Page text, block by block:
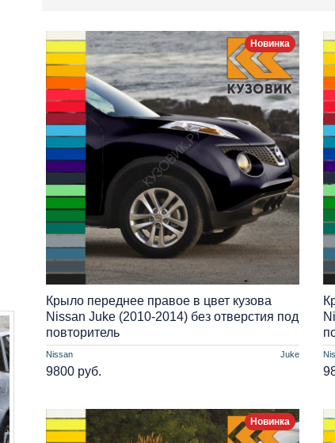
Новинка
Nissan Juke
Крыло переднее правое в цвет кузова
Nissan Juke (2010-2014) без отверстия под
повторитель
9800 руб.
Новинка